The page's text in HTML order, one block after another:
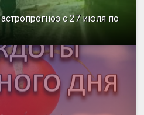
с 27 июля по